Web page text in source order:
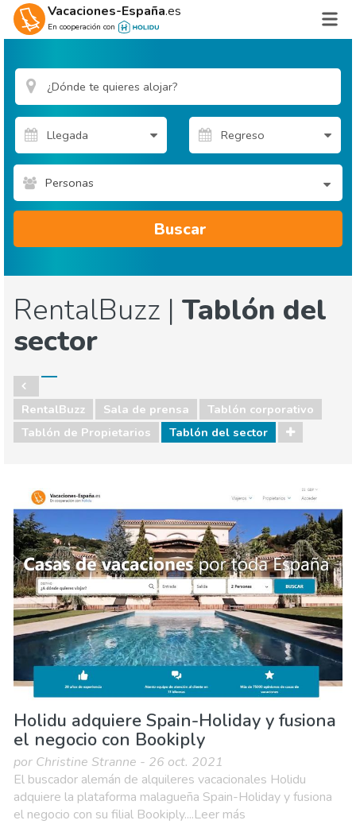
Vacaciones-España.es
En cooperación con
Personas
Buscar
RentalBuzz | Tablón del
sector
RentalBuzz Sala de prensa
Tablón corporativo
Tablón de Propietarios
Tablón del sector
Sala de prensa
Tablón de Propietarios
Tablón del sector
Holidu adquiere Spain-Holiday y fusiona
el negocio con Bookiply
por Christine Stranne - 26 oct. 2021
El buscador alemán de alquileres vacacionales Holidu
adquiere la plataforma malagueña Spain-Holiday y fusiona
el negocio con su filial Bookiply....Leer más